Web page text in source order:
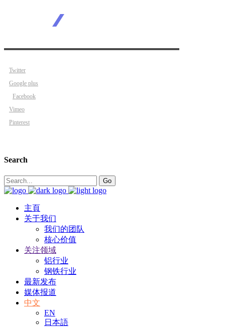
Twitter
Google plus
Facebook
Vimeo
Pinterest
Search
Search
for:
Go
主頁
关于我们
我们的团队
核心价值
关注领域
铝行业
钢铁行业
最新发布
媒体报道
中文
EN
日本語